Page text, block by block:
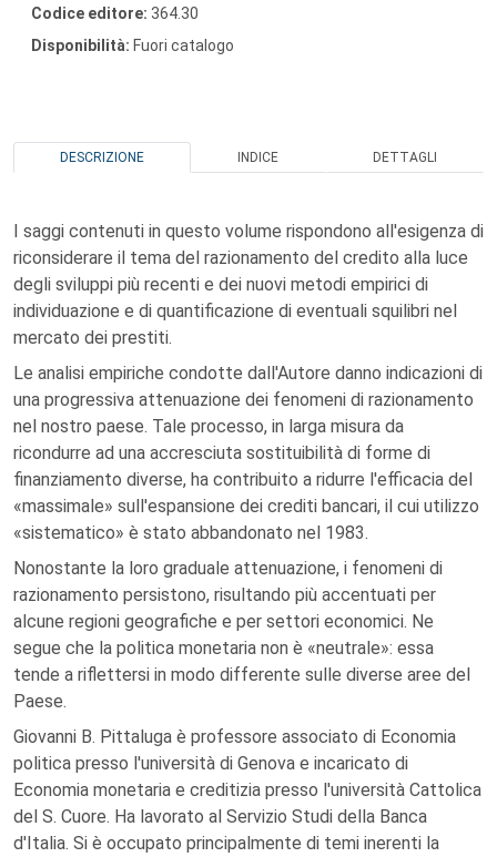
Codice editore: 364.30
Disponibilità: Fuori catalogo
DESCRIZIONE INDICE DETTAGLI
I saggi contenuti in questo volume rispondono all'esigenza di
riconsiderare il tema del razionamento del credito alla luce
degli sviluppi più recenti e dei nuovi metodi empirici di
individuazione e di quantificazione di eventuali squilibri nel
mercato dei prestiti.
Le analisi empiriche condotte dall'Autore danno indicazioni di
una progressiva attenuazione dei fenomeni di razionamento
nel nostro paese. Tale processo, in larga misura da
ricondurre ad una accresciuta sostituibilità di forme di
finanziamento diverse, ha contribuito a ridurre l'efficacia del
«massimale» sull'espansione dei crediti bancari, il cui utilizzo
«sistematico» è stato abbandonato nel 1983.
Nonostante la loro graduale attenuazione, i fenomeni di
razionamento persistono, risultando più accentuati per
alcune regioni geografiche e per settori economici. Ne
segue che la politica monetaria non è «neutrale»: essa
tende a riflettersi in modo differente sulle diverse aree del
Paese.
Giovanni B. Pittaluga è professore associato di Economia
politica presso l'università di Genova e incaricato di
Economia monetaria e creditizia presso l'università Cattolica
del S. Cuore. Ha lavorato al Servizio Studi della Banca
d'Italia. Si è occupato principalmente di temi inerenti la